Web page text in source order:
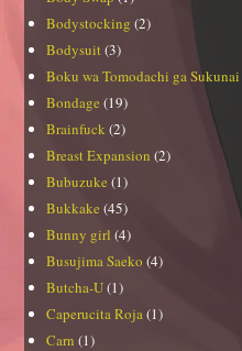
Bodystocking (2)
Bodysuit (3)
Boku wa Tomodachi ga Sukunai
Bondage (19)
Brainfuck (2)
Breast Expansion (2)
Bubuzuke (1)
Bukkake (45)
Bunny girl (4)
Busujima Saeko (4)
Butcha-U(1)
Caperucita Roja (1)
Carn (1)